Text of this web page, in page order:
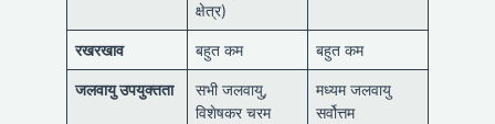
क्षेत्र)
रखरखाव बहुत कम बहुत कम
जलवायु उपयुक्तता
सभी जलवायु,
विशेषकर चरम
मध्यम जलवायु
सर्वोत्तम